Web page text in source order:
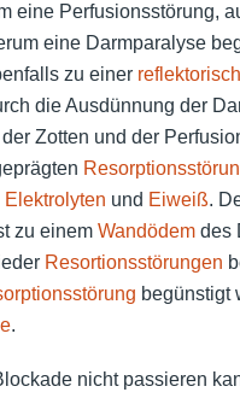
eine Perfusionsstörung,
eine Darmparalyse
zu einer
die Ausdünnung der
Zotten und der
Elektrolyten und Eiweiß.
zu einem Wandödem des
Resortionsstörungen
begünstigt
.
nicht passieren